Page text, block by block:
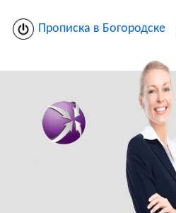
Прописка в Богородске